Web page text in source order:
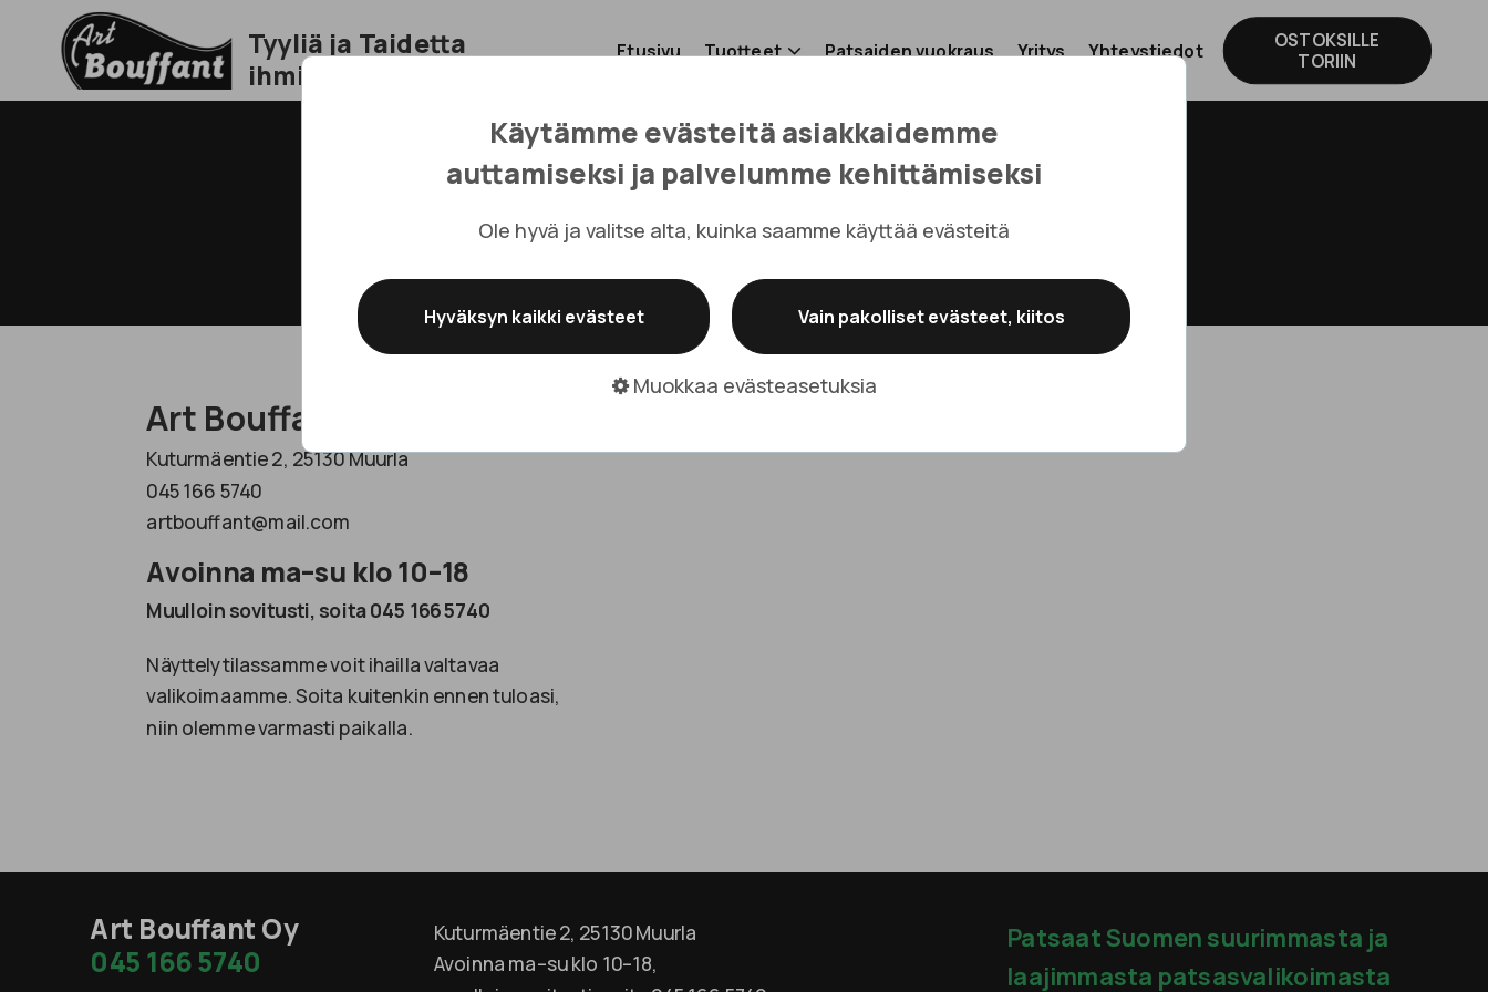
Tyyliä ja Taidetta
ihmisille maailmalta
Etusivu Tuotteet Patsaiden vuokraus Yritys Yhteystiedot OSTOKSILLE
TORIIN
Yhteystiedot
Art Bouffant Oy
Kuturmäentie 2, 25130 Muurla
045 166 5740
artbouffant@mail.com
Avoinna ma–su klo 10–18
Muulloin sovitusti, soita 045 166 5740
Näyttelytilassamme voit ihailla valtavaa
valikoimaamme. Soita kuitenkin ennen tuloasi,
niin olemme varmasti paikalla.
Art Bouffant Oy
045 166 5740
Kuturmäentie 2, 25130 Muurla
Avoinna ma–su klo 10–18,
Patsaat Suomen suurimmasta ja
laajimmasta patsasvalikoimasta
Käytämme evästeitä asiakkaidemme
auttamiseksi ja palvelumme kehittämiseksi
Ole hyvä ja valitse alta, kuinka saamme käyttää evästeitä
Hyväksyn kaikki evästeet Vain pakolliset evästeet, kiitos
Muokkaa evästeasetuksia